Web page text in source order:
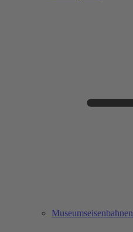
Museumseisenbahnen